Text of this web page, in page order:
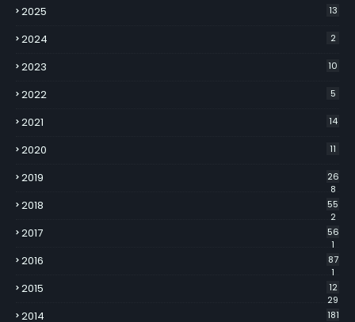
2025 13
2024 2
2023 10
2022 5
2021 14
2020 11
2019
26
8
2018
55
2
2017
56
1
2016
87
1
2015
12
29
2014
181